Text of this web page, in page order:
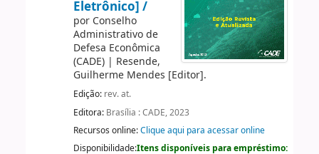
Eletrônico] /
por Conselho
Administrativo de
Defesa Econômica
(CADE)| Resende,
Guilherme Mendes [Editor].
Edição: rev. at.
Editora: Brasília : CADE, 2023
Recursos online:Clique aqui para acessar online
Disponibilidade:Itens disponíveis para empréstimo: